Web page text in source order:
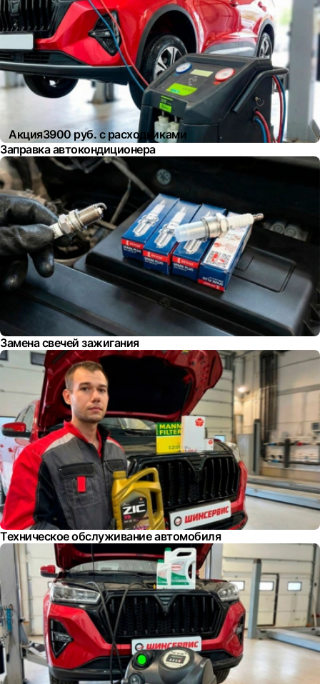
Акция3900 руб. с расходниками
Заправка автокондиционера
Замена свечей зажигания
Техническое обслуживание автомобиля